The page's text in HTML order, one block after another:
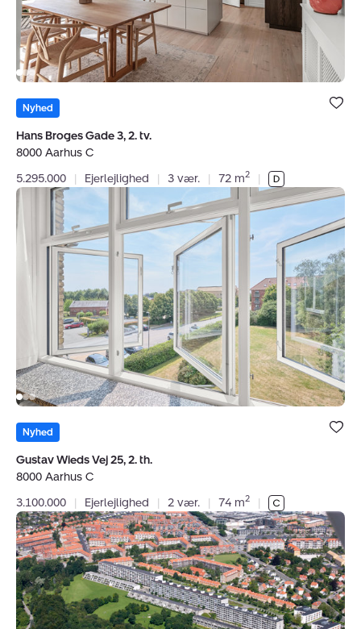
8000
Aarhus
C
Bolig er
under dine
Nyhed
Hans Broges Gade 3, 2. tv.
8000 Aarhus C
5.295.000
| Ejerlejlighed | 3 vær. | 72 m2 |
Ejerlejlighed:
Gustav
Wieds
Vej
25,
Aarhus
C
Bolig er
under dine
Nyhed
Gustav Wieds Vej 25, 2. th.
8000 Aarhus C
3.100.000
| Ejerlejlighed | 2 vær. | 74 m2 |
Ejerlejlighed:
Vestervang
9,
1.
912.,
8000